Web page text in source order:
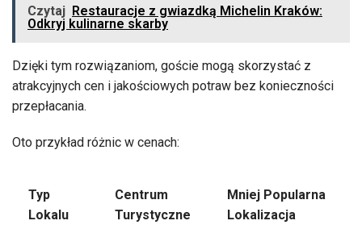
Czytaj Restauracje z gwiazdką Michelin Kraków:
Odkryj kulinarne skarby
Dzięki tym rozwiązaniom, goście mogą skorzystać z
atrakcyjnych cen i jakościowych potraw bez konieczności
przepłacania.
Oto przykład różnic w cenach:
Typ
Lokalu
Centrum
Turystyczne
Mniej Popularna
Lokalizacja